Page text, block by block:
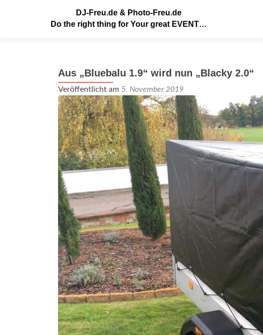
DJ-Freu.de & Photo-Freu.de
Do the right thing for Your great EVENT…
Aus „Bluebalu 1.9“ wird nun „Blacky 2.0“
Veröffentlicht am 5. November 2019